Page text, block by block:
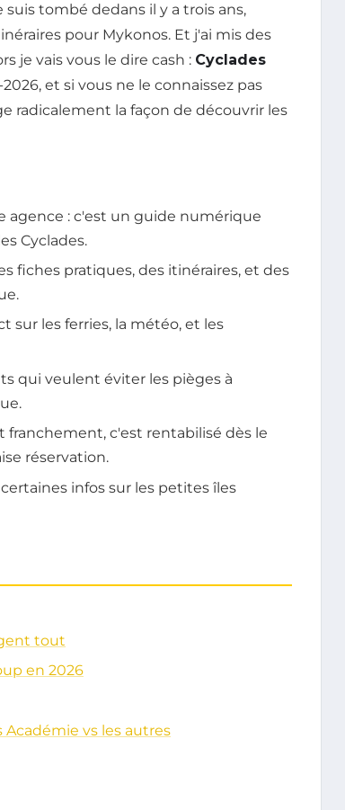
suis tombé dedans il y a trois ans,
pour Mykonos. Et j'ai mis des
je vais vous le dire cash : Cyclades
et si vous ne le connaissez pas
radicalement la façon de découvrir les
agence : c'est un guide numérique
Cyclades.
fiches pratiques, des itinéraires, et des
sur les ferries, la météo, et les
qui veulent éviter les pièges à
c'est rentabilisé dès le
réservation.
infos sur les petites îles
tout
en 2026
Académie vs les autres